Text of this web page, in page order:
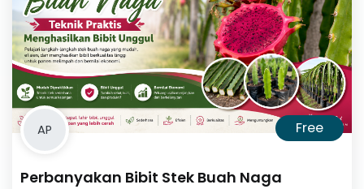
AP Free
Perbanyakan Bibit Stek Buah Naga